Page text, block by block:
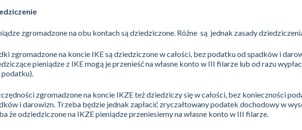
zgromadzone na obu kontach są dziedziczone. Różne są jednak zasady
zgromadzone na koncie IKE są dziedziczone w całości, bez podatku od spadków i
pieniądze z IKE mogą je przenieść na własne konto w III filarze lub od razu
podatku).
zgromadzone na koncie IKZE też dziedziczy się w całości, bez konieczności
i darowizn. Trzeba będzie jednak zapłacić zryczałtowany podatek dochodowy w
że odziedziczone na IKZE pieniądze przeniesiemy na własne konto w III filarze.